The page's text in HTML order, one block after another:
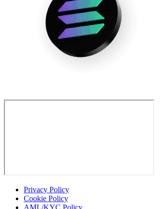
Privacy Policy
Cookie Policy
AML/KYC Policy